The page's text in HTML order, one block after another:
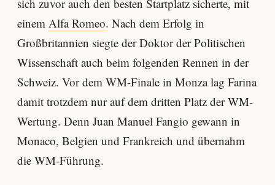
sich zuvor auch den besten Startplatz sicherte, mit
einem Alfa Romeo. Nach dem Erfolg in
Großbritannien siegte der Doktor der Politischen
Wissenschaft auch beim folgenden Rennen in der
Schweiz. Vor dem WM-Finale in Monza lag Farina
damit trotzdem nur auf dem dritten Platz der WM-
Wertung. Denn Juan Manuel Fangio gewann in
Monaco, Belgien und Frankreich und übernahm
die WM-Führung.